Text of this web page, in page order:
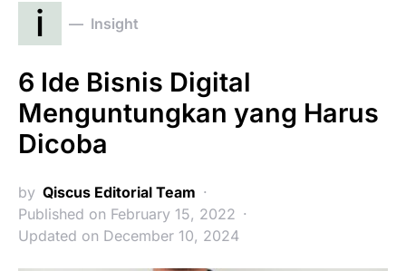
i Insight
6 Ide Bisnis Digital
Menguntungkan yang Harus
Dicoba
by Qiscus Editorial Team
Published on February 15, 2022
Updated on December 10, 2024